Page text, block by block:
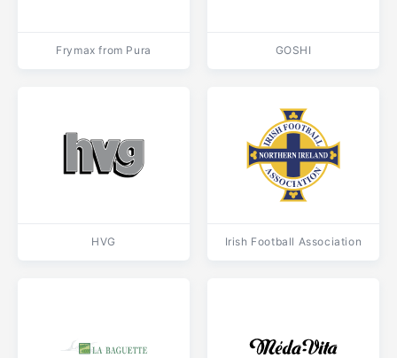
Frymax from Pura GOSHI
HVG Irish Football Association